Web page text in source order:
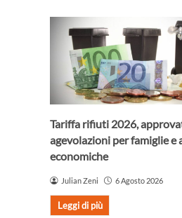
Tariffa rifiuti 2026,
agevolazioni per famiglie e
economiche
Julian Zeni 6 Agosto 2026
Leggi di più